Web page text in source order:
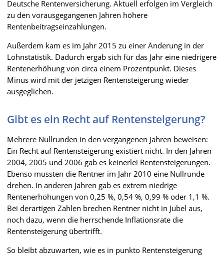
Deutsche Rentenversicherung. Aktuell erfolgen im Vergleich
zu den vorausgegangenen Jahren höhere
Rentenbeitragseinzahlungen.
Außerdem kam es im Jahr 2015 zu einer Änderung in der
Lohnstatistik. Dadurch ergab sich für das Jahr eine niedrigere
Rentenerhöhung von circa einem Prozentpunkt. Dieses
Minus wird mit der jetzigen Rentensteigerung wieder
ausgeglichen.
Gibt es ein Recht auf Rentensteigerung?
Mehrere Nullrunden in den vergangenen Jahren beweisen:
Ein Recht auf Rentensteigerung existiert nicht. In den Jahren
2004, 2005 und 2006 gab es keinerlei Rentensteigerungen.
Ebenso mussten die Rentner im Jahr 2010 eine Nullrunde
drehen. In anderen Jahren gab es extrem niedrige
Rentenerhöhungen von 0,25 %, 0,54 %, 0,99 % oder 1,1 %.
Bei derartigen Zahlen brechen Rentner nicht in Jubel aus,
noch dazu, wenn die herrschende Inflationsrate die
Rentensteigerung übertrifft.
So bleibt abzuwarten, wie es in punkto Rentensteigerung